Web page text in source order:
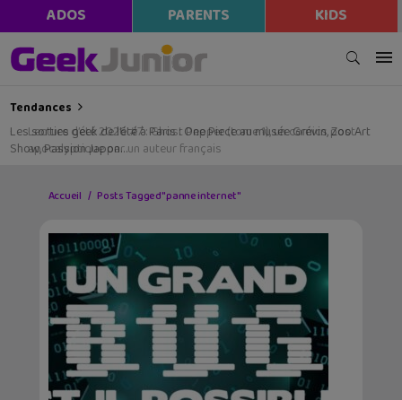
ADOS PARENTS KIDS
Tendances
Les sorties geek de l’été à Paris : One Piece au musée Grévin, Zoo Art
Show, Passion Japon…
Accueil Posts Tagged "panne internet"